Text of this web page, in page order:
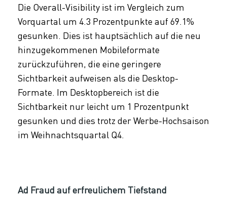
Die Overall-Visibility ist im Vergleich zum
Vorquartal um 4.3 Prozentpunkte auf 69.1%
gesunken. Dies ist hauptsächlich auf die neu
hinzugekommenen Mobileformate
zurückzuführen, die eine geringere
Sichtbarkeit aufweisen als die Desktop-
Formate. Im Desktopbereich ist die
Sichtbarkeit nur leicht um 1 Prozentpunkt
gesunken und dies trotz der Werbe-Hochsaison
im Weihnachtsquartal Q4.
Ad Fraud auf erfreulichem Tiefstand